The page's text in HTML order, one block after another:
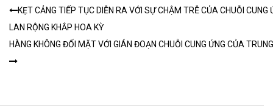
Continue
Reading
KẸT CẢNG TIẾP TỤC DIỄN RA VỚI SỰ CHẬM TRỄ CỦA CHUỖI CUNG
LAN RỘNG KHẮP HOA KỲ
HÀNG KHÔNG ĐỐI MẶT VỚI GIÁN ĐOẠN CHUỖI CUNG ỨNG CỦA